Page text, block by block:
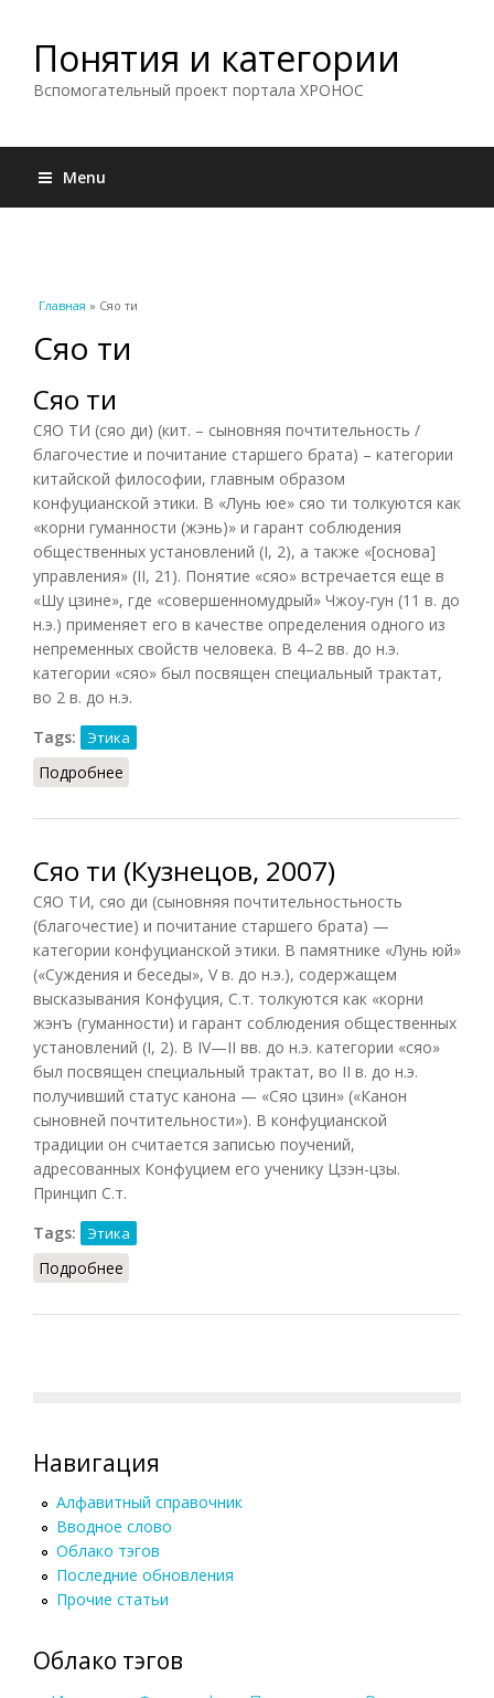
Понятия и категории
Вспомогательный проект портала ХРОНОС
Menu
Вы здесь
Главная » Сяо ти
Сяо ти
Сяо ти
СЯО ΤИ (сяо ди) (кит. – сыновняя почтительность /
благочестие и почитание старшего брата) – категории
китайской философии, главным образом
конфуцианской этики. В «Лунь юе» сяо ти толкуются как
«корни гуманности (жэнь)» и гарант соблюдения
общественных установлений (I, 2), а также «[основа]
управления» (II, 21). Понятие «сяо» встречается еще в
«Шу цзине», где «совершенномудрый» Чжоу-гун (11 в. до
н.э.) применяет его в качестве определения одного из
непременных свойств человека. В 4–2 вв. до н.э.
категории «сяо» был посвящен специальный трактат,
во 2 в. до н.э.
Tags:
Этика
Подробнее
Сяо ти (Кузнецов, 2007)
СЯО ТИ, сяо ди (сыновняя почтительностьность
(благочестие) и почитание старшего брата) —
категории конфуцианской этики. В памятнике «Лунь юй»
(«Суждения и беседы», V в. до н.э.), содержащем
высказывания Конфуция, С.т. толкуются как «корни
жэнъ (гуманности) и гарант соблюдения общественных
установлений (I, 2). В IV—II вв. до н.э. категории «сяо»
был посвящен специальный трактат, во II в. до н.э.
получивший статус канона — «Сяо цзин» («Канон
сыновней почтительности»). В конфуцианской
традиции он считается записью поучений,
адресованных Конфуцием его ученику Цзэн-цзы.
Принцип С.т.
Tags:
Этика
Подробнее
Навигация
Алфавитный справочник
Вводное слово
Облако тэгов
Последние обновления
Прочие статьи
Облако тэгов